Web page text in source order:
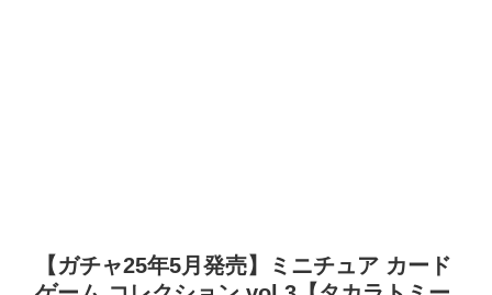
【ガチャ25年5月発売】ミニチュア カード